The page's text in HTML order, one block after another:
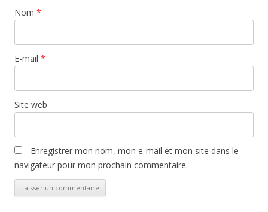
Nom *
E-mail *
Site web
Enregistrer mon nom, mon e-mail et mon site dans le
navigateur pour mon prochain commentaire.